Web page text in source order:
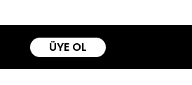
ÜYE OL